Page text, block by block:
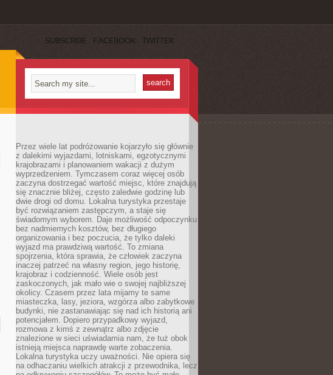
SUBSCRIBE FACEBOOK TWITTER
Przez wiele lat podróżowanie kojarzyło się głównie
z dalekimi wyjazdami, lotniskami, egzotycznymi
krajobrazami i planowaniem wakacji z dużym
wyprzedzeniem. Tymczasem coraz więcej osób
zaczyna dostrzegać wartość miejsc, które znajdują
się znacznie bliżej, często zaledwie godzinę lub
dwie drogi od domu. Lokalna turystyka przestaje
być rozwiązaniem zastępczym, a staje się
świadomym wyborem. Daje możliwość odpoczynku
bez nadmiernych kosztów, bez długiego
organizowania i bez poczucia, że tylko daleki
wyjazd ma prawdziwą wartość. To zmiana
spojrzenia, która sprawia, że człowiek zaczyna
inaczej patrzeć na własny region, jego historię,
krajobraz i codzienność. Wiele osób jest
zaskoczonych, jak mało wie o swojej najbliższej
okolicy. Czasem przez lata mijamy te same
miasteczka, lasy, jeziora, wzgórza albo zabytkowe
budynki, nie zastanawiając się nad ich historią ani
potencjałem. Dopiero przypadkowy wyjazd,
rozmowa z kimś z zewnątrz albo zdjęcie
znalezione w sieci uświadamia nam, że tuż obok
istnieją miejsca naprawdę warte zobaczenia.
Lokalna turystyka uczy uważności. Nie opiera się
na odhaczaniu wielkich atrakcji z przewodnika, lecz